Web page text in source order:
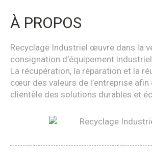
À PROPOS
Recyclage Industriel œuvre dans la
consignation d’équipement
La récupération, la réparation et la
cœur des valeurs de l’entreprise afin
clientèle des solutions durables et